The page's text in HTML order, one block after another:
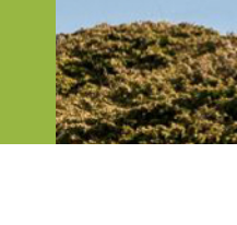
Transgender,
„Urologie für alle“
Austausch und
Werden Sie Teil der
folgen Sie